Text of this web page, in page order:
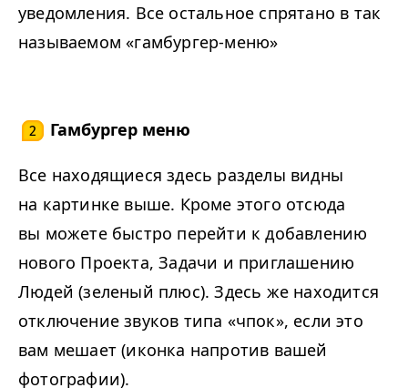
уведомления. Все остальное спрятано в так
называемом «гамбургер-меню»
2 Гамбургер меню
Все находящиеся здесь разделы видны
на картинке выше. Кроме этого отсюда
вы можете быстро перейти к добавлению
нового Проекта, Задачи и приглашению
Людей (зеленый плюс). Здесь же находится
отключение звуков типа «чпок», если это
вам мешает (иконка напротив вашей
фотографии).